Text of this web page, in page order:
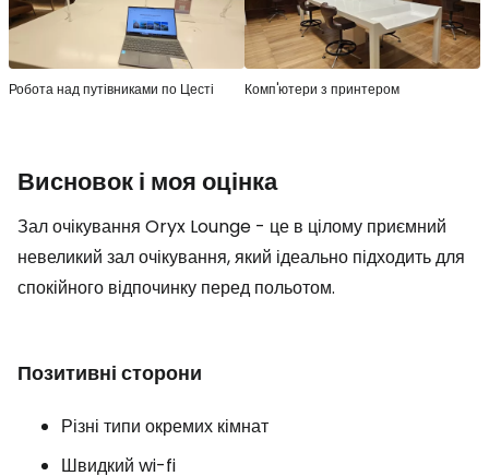
Робота над путівниками по Цесті Комп'ютери з принтером
Висновок і моя оцінка
Зал очікування Oryx Lounge - це в цілому приємний
невеликий зал очікування, який ідеально підходить для
спокійного відпочинку перед польотом.
Позитивні сторони
Різні типи окремих кімнат
Швидкий wi-fi